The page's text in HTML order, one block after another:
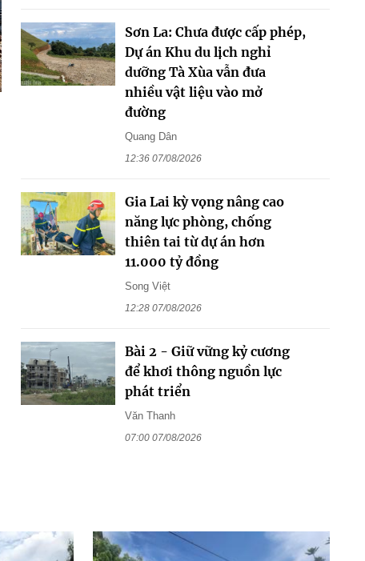
Sơn La: Chưa được cấp phép,
Dự án Khu du lịch nghỉ
dưỡng Tà Xùa vẫn đưa
nhiều vật liệu vào mở
đường
Quang Dân
12:36 07/08/2026
Gia Lai kỳ vọng nâng cao
năng lực phòng, chống
thiên tai từ dự án hơn
11.000 tỷ đồng
Song Việt
12:28 07/08/2026
Bài 2 - Giữ vững kỷ cương
để khơi thông nguồn lực
phát triển
Văn Thanh
07:00 07/08/2026